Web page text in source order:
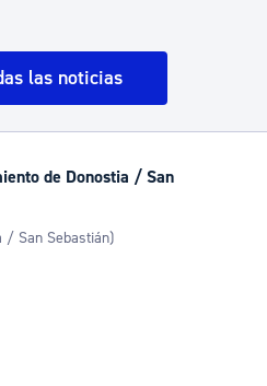
las noticias
de Donostia / San
/ San Sebastián)